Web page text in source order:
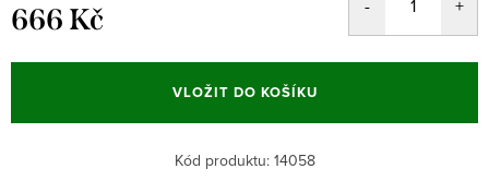
666 Kč
cena:
VLOŽIT DO KOŠÍKU
Kód produktu: 14058